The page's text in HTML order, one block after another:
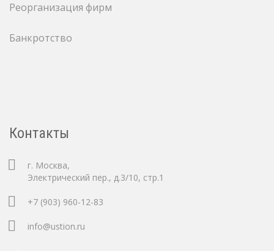
Реорганизация фирм
Банкротство
Контакты
г. Москва,
Электрический пер., д.3/10, стр.1
+7 (903) 960-12-83
info@ustion.ru